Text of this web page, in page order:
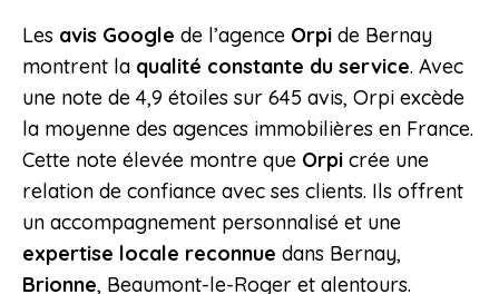
Les avis Google de l’agence Orpi de Bernay
montrent la qualité constante du service. Avec
une note de 4,9 étoiles sur 645 avis, Orpi excède
la moyenne des agences immobilières en France.
Cette note élevée montre que Orpi crée une
relation de confiance avec ses clients. Ils offrent
un accompagnement personnalisé et une
expertise locale reconnue dans Bernay,
Brionne, Beaumont-le-Roger et alentours.